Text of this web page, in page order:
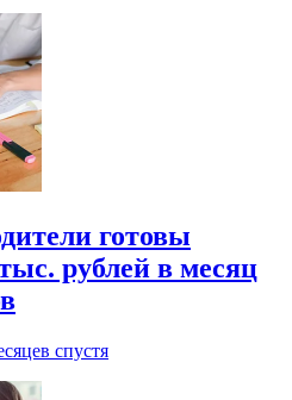
готовы
рублей в месяц
спустя